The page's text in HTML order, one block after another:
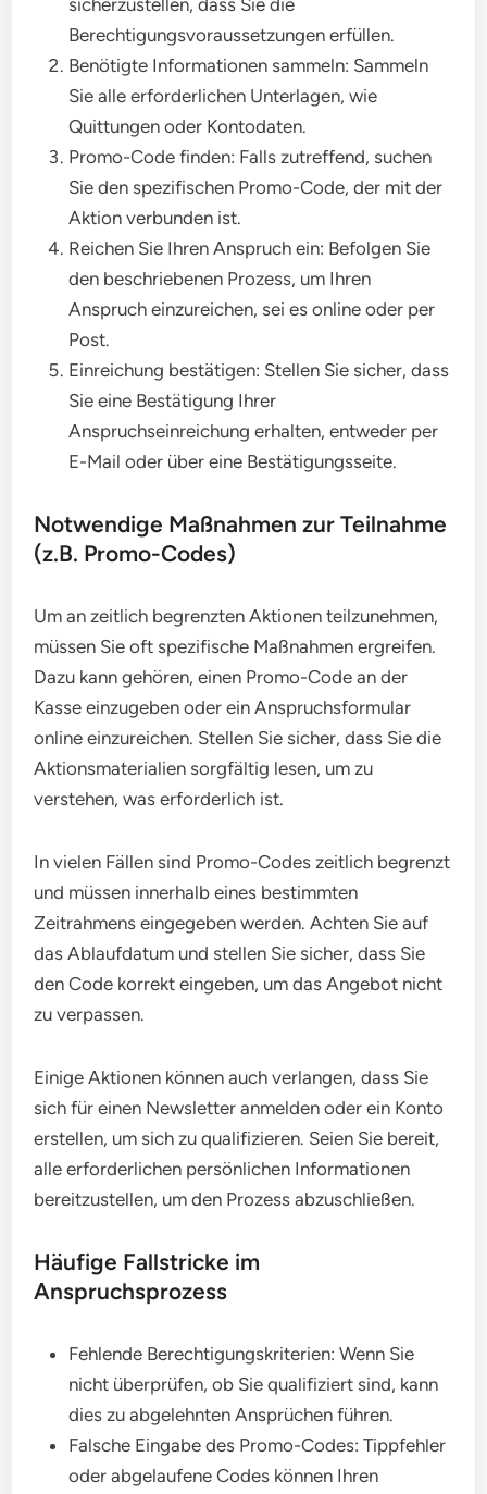
sicherzustellen, dass Sie die
Berechtigungsvoraussetzungen erfüllen.
Benötigte Informationen sammeln: Sammeln
Sie alle erforderlichen Unterlagen, wie
Quittungen oder Kontodaten.
Promo-Code finden: Falls zutreffend, suchen
Sie den spezifischen Promo-Code, der mit der
Aktion verbunden ist.
Reichen Sie Ihren Anspruch ein: Befolgen Sie
den beschriebenen Prozess, um Ihren
Anspruch einzureichen, sei es online oder per
Post.
Einreichung bestätigen: Stellen Sie sicher, dass
Sie eine Bestätigung Ihrer
Anspruchseinreichung erhalten, entweder per
E-Mail oder über eine Bestätigungsseite.
Notwendige Maßnahmen zur Teilnahme
(z.B. Promo-Codes)
Um an zeitlich begrenzten Aktionen teilzunehmen,
müssen Sie oft spezifische Maßnahmen ergreifen.
Dazu kann gehören, einen Promo-Code an der
Kasse einzugeben oder ein Anspruchsformular
online einzureichen. Stellen Sie sicher, dass Sie die
Aktionsmaterialien sorgfältig lesen, um zu
verstehen, was erforderlich ist.
In vielen Fällen sind Promo-Codes zeitlich begrenzt
und müssen innerhalb eines bestimmten
Zeitrahmens eingegeben werden. Achten Sie auf
das Ablaufdatum und stellen Sie sicher, dass Sie
den Code korrekt eingeben, um das Angebot nicht
zu verpassen.
Einige Aktionen können auch verlangen, dass Sie
sich für einen Newsletter anmelden oder ein Konto
erstellen, um sich zu qualifizieren. Seien Sie bereit,
alle erforderlichen persönlichen Informationen
bereitzustellen, um den Prozess abzuschließen.
Häufige Fallstricke im
Anspruchsprozess
Fehlende Berechtigungskriterien: Wenn Sie
nicht überprüfen, ob Sie qualifiziert sind, kann
dies zu abgelehnten Ansprüchen führen.
Falsche Eingabe des Promo-Codes: Tippfehler
oder abgelaufene Codes können Ihren